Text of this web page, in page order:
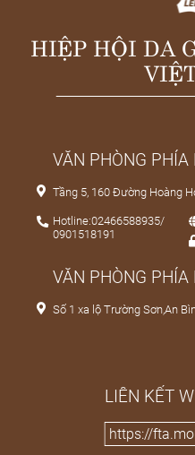
HIỆP HỘI DA
VĂN PHÒNG PHÍA
Tầng 5, 160 Đường Hoàng
Hotline:02466588935/
0901518191
VĂN PHÒNG PHÍA
Số 1 xa lộ Trường Sơn,An
LIÊN KẾT